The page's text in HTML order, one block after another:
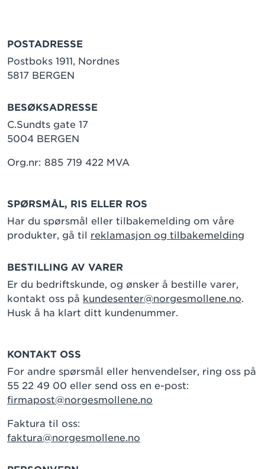
POSTADRESSE
Postboks 1911, Nordnes
5817 BERGEN
BESØKSADRESSE
C.Sundts gate 17
5004 BERGEN
Org.nr: 885 719 422 MVA
SPØRSMÅL, RIS ELLER ROS
Har du spørsmål eller tilbakemelding om våre
produkter, gå til reklamasjon og tilbakemelding
BESTILLING AV VARER
Er du bedriftskunde, og ønsker å bestille varer,
kontakt oss på kundesenter@norgesmollene.no.
Husk å ha klart ditt kundenummer.
KONTAKT OSS
For andre spørsmål eller henvendelser, ring oss på
55 22 49 00 eller send oss en e-post:
firmapost@norgesmollene.no
Faktura til oss:
faktura@norgesmollene.no